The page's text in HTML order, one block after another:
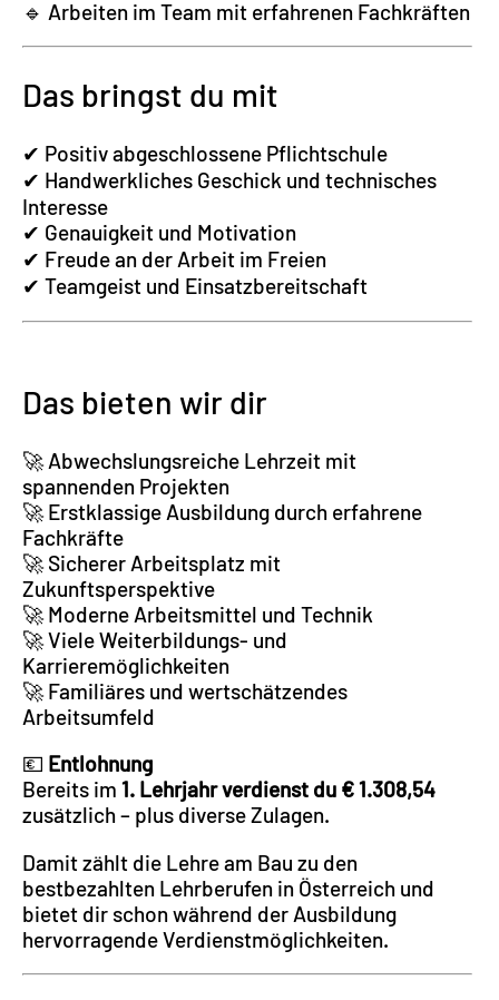
🔹 Arbeiten im Team mit erfahrenen Fachkräften
Das bringst du mit
✔ Positiv abgeschlossene Pflichtschule
✔ Handwerkliches Geschick und technisches
Interesse
✔ Genauigkeit und Motivation
✔ Freude an der Arbeit im Freien
✔ Teamgeist und Einsatzbereitschaft
Das bieten wir dir
🚀 Abwechslungsreiche Lehrzeit mit
spannenden Projekten
🚀 Erstklassige Ausbildung durch erfahrene
Fachkräfte
🚀 Sicherer Arbeitsplatz mit
Zukunftsperspektive
🚀 Moderne Arbeitsmittel und Technik
🚀 Viele Weiterbildungs- und
Karrieremöglichkeiten
🚀 Familiäres und wertschätzendes
Arbeitsumfeld
💶 Entlohnung
Bereits im 1. Lehrjahr verdienst du € 1.308,54
zusätzlich – plus diverse Zulagen.
Damit zählt die Lehre am Bau zu den
bestbezahlten Lehrberufen in Österreich und
bietet dir schon während der Ausbildung
hervorragende Verdienstmöglichkeiten.